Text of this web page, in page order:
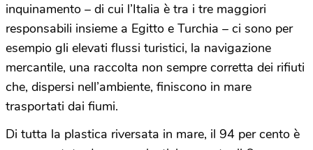
inquinamento – di cui l’Italia è tra i tre maggiori
responsabili insieme a Egitto e Turchia – ci sono per
esempio gli elevati flussi turistici, la navigazione
mercantile, una raccolta non sempre corretta dei rifiuti
che, dispersi nell’ambiente, finiscono in mare
trasportati dai fiumi.
Di tutta la plastica riversata in mare, il 94 per cento è